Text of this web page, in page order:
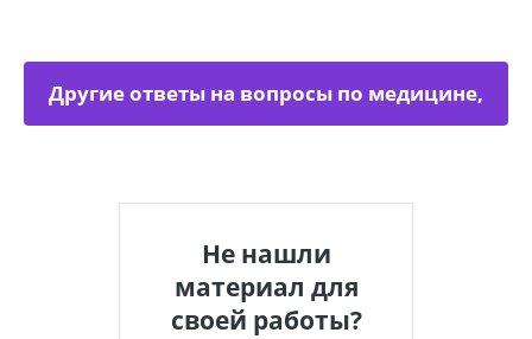
Другие ответы на вопросы по медицине,
Не нашли
материал для
своей работы?